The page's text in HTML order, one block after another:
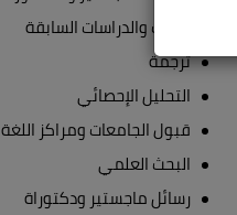
الكتب والدراسات السابقة
ترجمة
التحليل الإحصائي
قبول الجامعات ومراكز اللغة
البحث العلمي
رسائل ماجستير ودكتوراة